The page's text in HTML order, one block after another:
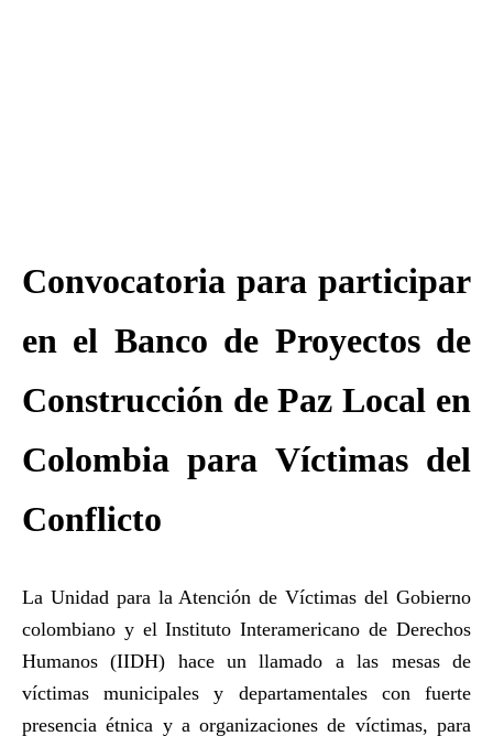
Convocatoria para participar
en el Banco de Proyectos de
Construcción de Paz Local en
Colombia para Víctimas del
Conflicto
La Unidad para la Atención de Víctimas del Gobierno
colombiano y el Instituto Interamericano de Derechos
Humanos (IIDH) hace un llamado a las mesas de
víctimas municipales y departamentales con fuerte
presencia étnica y a organizaciones de víctimas, para